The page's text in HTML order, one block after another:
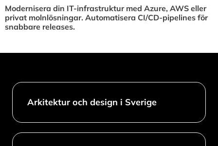
Modernisera din IT-infrastruktur med Azure, AWS eller
privat molnlösningar. Automatisera CI/CD-pipelines för
snabbare releases.
Arkitektur och design i Sverige​